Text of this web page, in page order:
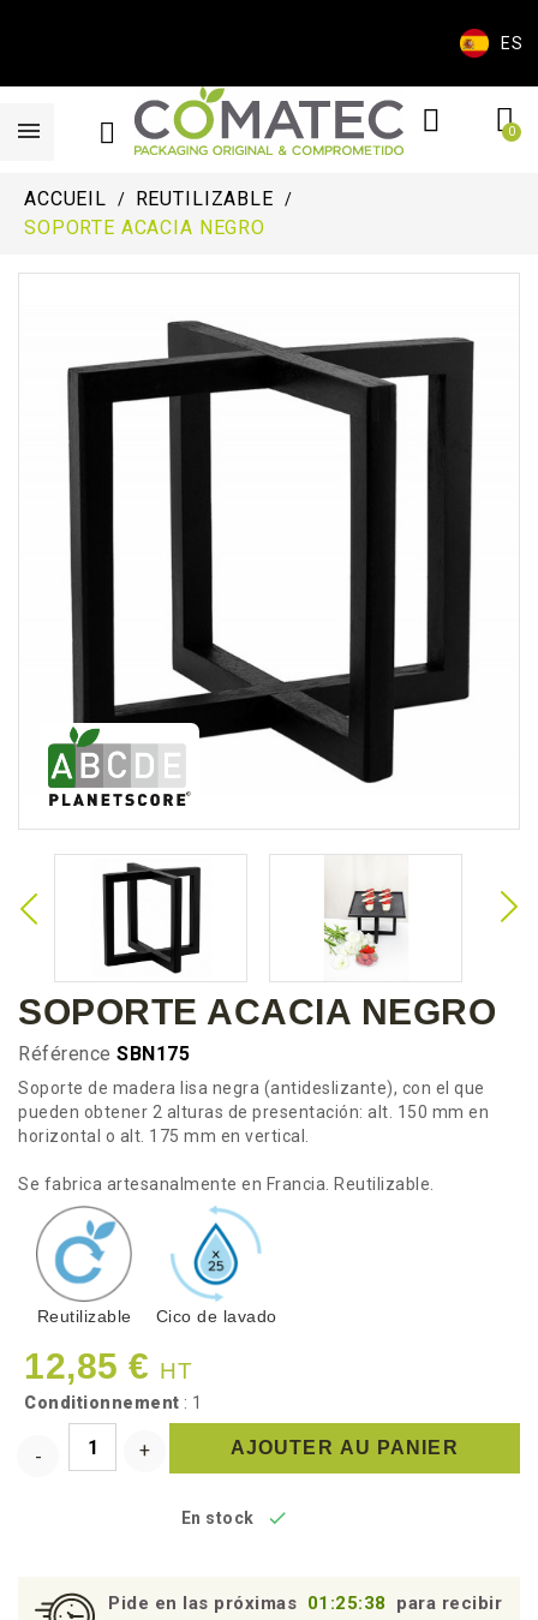
ES
ACCUEIL
REUTILIZABLE
SOPORTE ACACIA NEGRO
SOPORTE ACACIA NEGRO
Référence SBN175
Soporte de madera lisa negra (antideslizante), con el que
pueden obtener 2 alturas de presentación: alt. 150 mm en
horizontal o alt. 175 mm en vertical.
Se fabrica artesanalmente en Francia. Reutilizable.
Reutilizable Cico de lavado
12,85 € HT
Conditionnement : 1
AJOUTER AU PANIER
En stock 
Pide en las próximas 01:25:38
para recibir